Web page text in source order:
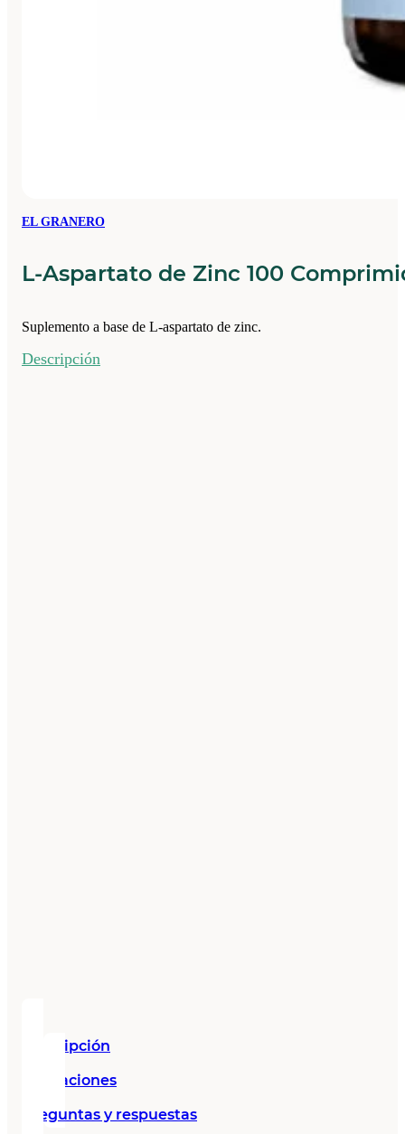
EL GRANERO
L-Aspartato de Zinc 100
Suplemento a base de L-aspartato de zinc.
Descripción
Descripción
Valoraciones
Preguntas y respuestas